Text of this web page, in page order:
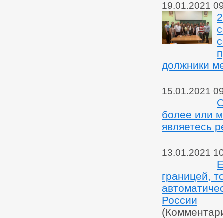
19.01.2021
должники
15.01.2021
более или
являетесь
13.01.2021
границей,
России